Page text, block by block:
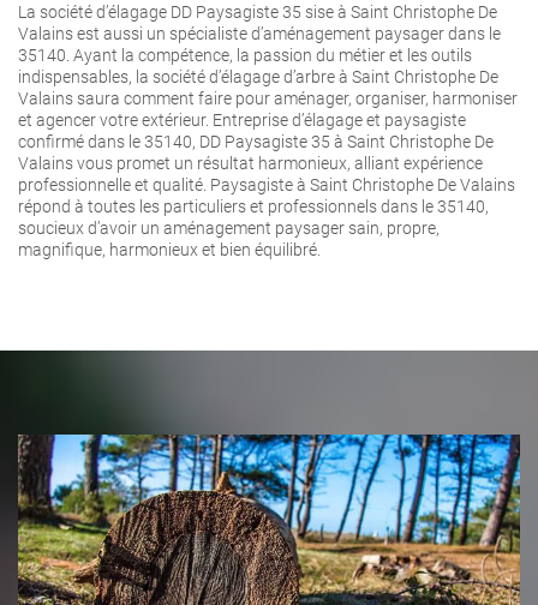
La société d’élagage DD Paysagiste 35 sise à Saint Christophe De
Valains est aussi un spécialiste d’aménagement paysager dans le
35140. Ayant la compétence, la passion du métier et les outils
indispensables, la société d’élagage d’arbre à Saint Christophe De
Valains saura comment faire pour aménager, organiser, harmoniser
et agencer votre extérieur. Entreprise d’élagage et paysagiste
confirmé dans le 35140, DD Paysagiste 35 à Saint Christophe De
Valains vous promet un résultat harmonieux, alliant expérience
professionnelle et qualité. Paysagiste à Saint Christophe De Valains
répond à toutes les particuliers et professionnels dans le 35140,
soucieux d’avoir un aménagement paysager sain, propre,
magnifique, harmonieux et bien équilibré.